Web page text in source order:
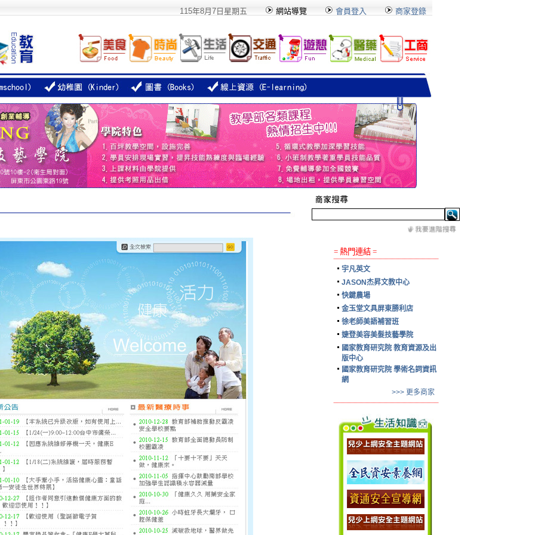
115年8月7日星期五 網站導覽 會員登入 商家登錄
= 熱門連結 =
宇凡英文
JASON杰昇文教中心
快鍵農場
金玉堂文具屏東勝利店
徐老師美語補習班
婕登美容美髮技藝學院
國家教育研究院 教育資源及出
版中心
國家教育研究院 學術名詞資訊
網
>>> 更多商家